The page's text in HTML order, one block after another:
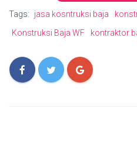
Tags: jasa kosntruksi baja
Konstruksi Baja WF
kontraktor